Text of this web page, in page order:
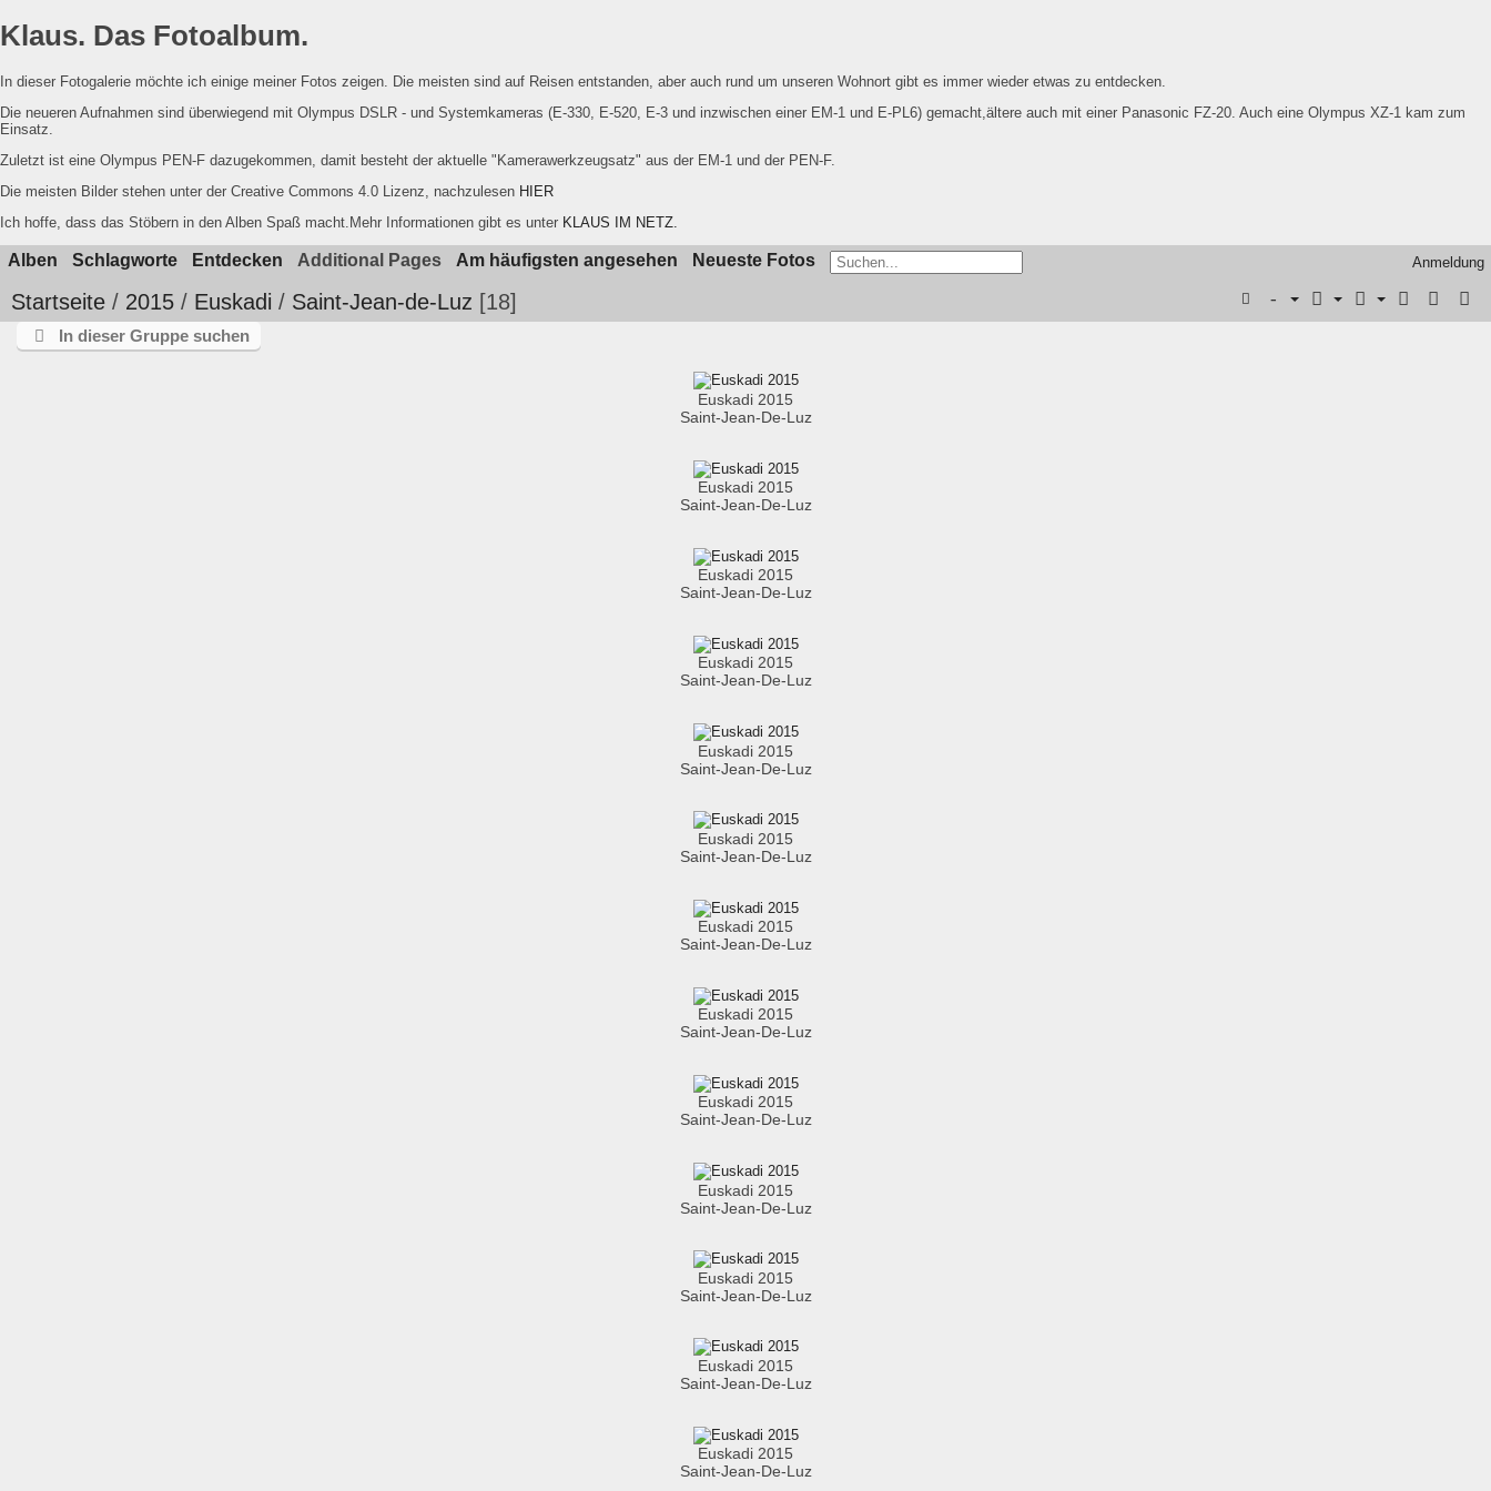
Klaus. Das Fotoalbum.
In dieser Fotogalerie möchte ich einige meiner Fotos zeigen. Die meisten sind auf Reisen entstanden, aber auch rund um unseren Wohnort gibt es immer wieder etwas zu entdecken.
Die neueren Aufnahmen sind überwiegend mit Olympus DSLR - und Systemkameras (E-330, E-520, E-3 und inzwischen einer EM-1 und E-PL6) gemacht,ältere auch mit einer Panasonic FZ-20. Auch eine Olympus XZ-1 kam zum
Einsatz.
Zuletzt ist eine Olympus PEN-F dazugekommen, damit besteht der aktuelle "Kamerawerkzeugsatz" aus der EM-1 und der PEN-F.
Die meisten Bilder stehen unter der Creative Commons 4.0 Lizenz, nachzulesen HIER
Ich hoffe, dass das Stöbern in den Alben Spaß macht.Mehr Informationen gibt es unter KLAUS IM NETZ.
Alben Schlagworte Entdecken Additional Pages Am häufigsten angesehen Neueste Fotos Anmeldung
Startseite / 2015 / Euskadi / Saint-Jean-de-Luz 18
In dieser Gruppe suchen
Euskadi 2015
Saint-Jean-De-Luz
Euskadi 2015
Saint-Jean-De-Luz
Euskadi 2015
Saint-Jean-De-Luz
Euskadi 2015
Saint-Jean-De-Luz
Euskadi 2015
Saint-Jean-De-Luz
Euskadi 2015
Saint-Jean-De-Luz
Euskadi 2015
Saint-Jean-De-Luz
Euskadi 2015
Saint-Jean-De-Luz
Euskadi 2015
Saint-Jean-De-Luz
Euskadi 2015
Saint-Jean-De-Luz
Euskadi 2015
Saint-Jean-De-Luz
Euskadi 2015
Saint-Jean-De-Luz
Euskadi 2015
Saint-Jean-De-Luz